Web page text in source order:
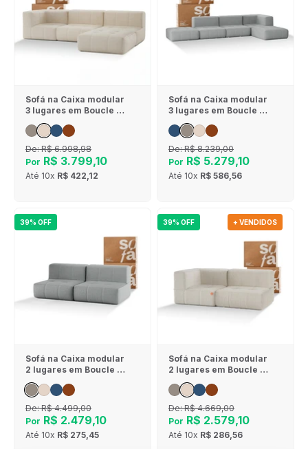
Sofá na Caixa modular
3 lugares em Boucle - 1
Braço com Chaise -
Linho
De:R$ 6.998,98
Por R$ 3.799,10
Até 10x R$ 422,12
Sofá na Caixa modular
3 lugares em Boucle - 1
Braço com 2 Chaises -
Cinza
De:R$ 8.239,00
Por R$ 5.279,10
Até 10x R$ 586,56
39% OFF
Sofá na Caixa modular
2 lugares em Boucle -
Sem braço - Cinza
De:R$ 4.499,00
Por R$ 2.479,10
Até 10x R$ 275,45
39% OFF + VENDIDOS
Sofá na Caixa modular
2 lugares em Boucle - 1
De:R$ 4.669,00
Por R$ 2.579,10
Até 10x R$ 286,56